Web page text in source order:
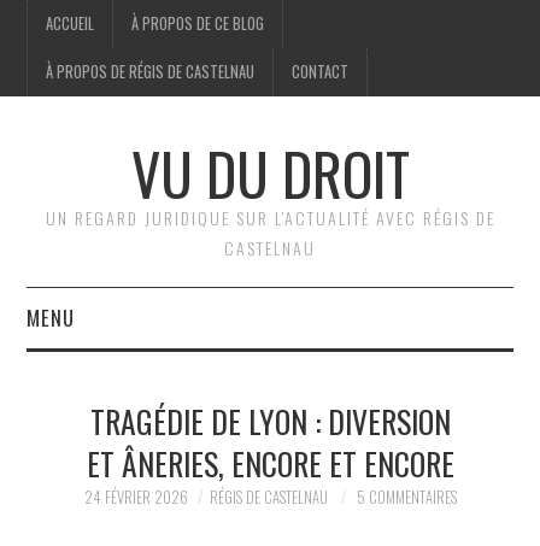
ACCUEIL À PROPOS DE CE BLOG
À PROPOS DE RÉGIS DE CASTELNAU CONTACT
VU DU DROIT
UN REGARD JURIDIQUE SUR L'ACTUALITÉ AVEC RÉGIS DE
CASTELNAU
MENU
BRÈVES
JURIDIQUE
TRAGÉDIE DE LYON : DIVERSION
ET ÂNERIES, ENCORE ET ENCORE
24 FÉVRIER 2026 RÉGIS DE CASTELNAU 5 COMMENTAIRES